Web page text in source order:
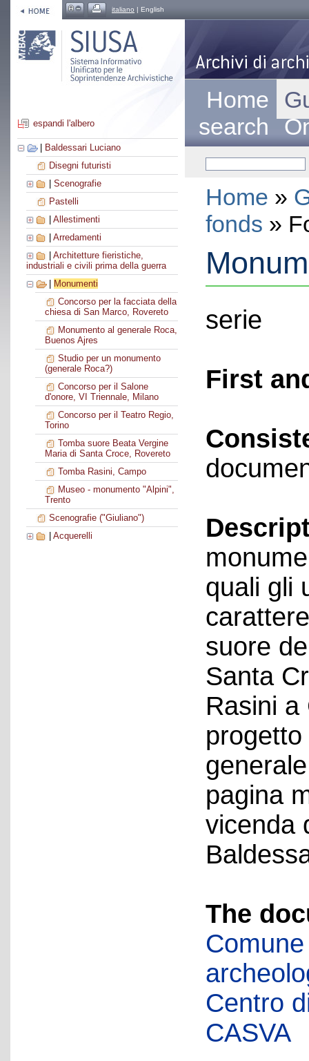
italiano | English
espandi l'albero
Baldessari Luciano
Disegni futuristi
Scenografie
Pastelli
Allestimenti
Arredamenti
Architetture fieristiche,
industriali e civili prima della guerra
Monumenti
Concorso per la facciata della
chiesa di San Marco, Rovereto
Monumento al generale Roca,
Buenos Ajres
Studio per un monumento
(generale Roca?)
Concorso per il Salone
d'onore, VI Triennale, Milano
Concorso per il Teatro Regio,
Torino
Tomba suore Beata Vergine
Maria di Santa Croce, Rovereto
Tomba Rasini, Campo
Museo - monumento "Alpini",
Trento
Scenografie ("Giuliano")
Acquerelli
Home
search
Home »
fonds »
serie
First
quali gli
suore
Santa
Rasini
pagina
vicenda
The
Centro
CASVA